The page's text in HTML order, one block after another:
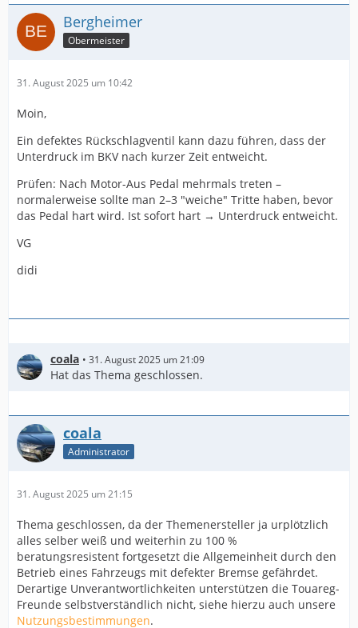
Bergheimer
Obermeister
31. August 2025 um 10:42
Moin,
Ein defektes Rückschlagventil kann dazu führen, dass der
Unterdruck im BKV nach kurzer Zeit entweicht.
Prüfen: Nach Motor-Aus Pedal mehrmals treten –
normalerweise sollte man 2–3 "weiche" Tritte haben, bevor
das Pedal hart wird. Ist sofort hart → Unterdruck entweicht.
VG
didi
coala 31. August 2025 um 21:09
Hat das Thema geschlossen.
coala
Administrator
31. August 2025 um 21:15
Thema geschlossen, da der Themenersteller ja urplötzlich
alles selber weiß und weiterhin zu 100 %
beratungsresistent fortgesetzt die Allgemeinheit durch den
Betrieb eines Fahrzeugs mit defekter Bremse gefährdet.
Derartige Unverantwortlichkeiten unterstützen die Touareg-
Freunde selbstverständlich nicht, siehe hierzu auch unsere
Nutzungsbestimmungen.